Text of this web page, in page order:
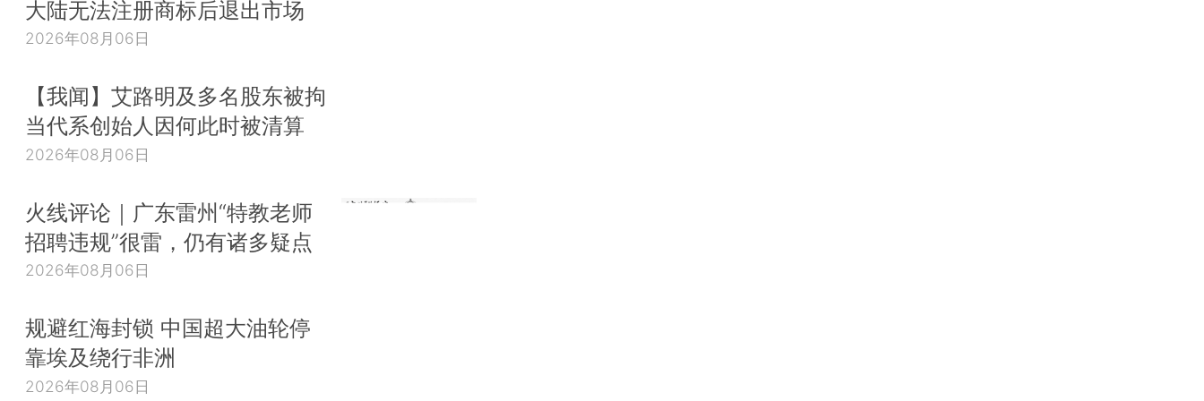
大陆无法注册商标后退出市场
2026年08月06日
【我闻】艾路明及多名股东被拘
当代系创始人因何此时被清算
2026年08月06日
火线评论｜广东雷州“特教老师
招聘违规”很雷，仍有诸多疑点
2026年08月06日
规避红海封锁 中国超大油轮停
靠埃及绕行非洲
2026年08月06日